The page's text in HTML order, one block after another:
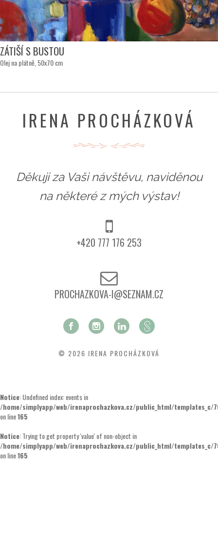
ZÁTIŠÍ S BUSTOU
Olej na plátně, 50x70 cm
IRENA PROCHÁZKOVÁ
Děkuji za Vaši návštěvu, naviděnou
na některé z mých výstav!
+420 777 176 253
PROCHAZKOVA-I@SEZNAM.CZ
© 2026 IRENA PROCHÁZKOVÁ
Notice: Undefined index: events in
/home/simplyapp/web/irenaprochazkova.cz/public_html/
on line165
Notice: Trying to get property 'value' of non-object in
/home/simplyapp/web/irenaprochazkova.cz/public_html/
on line165